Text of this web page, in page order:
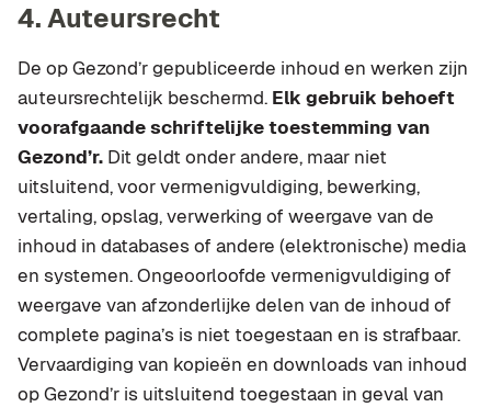
4. Auteursrecht
De op Gezond’r gepubliceerde inhoud en werken zijn
auteursrechtelijk beschermd. Elk gebruik behoeft
voorafgaande schriftelijke toestemming van
Gezond’r. Dit geldt onder andere, maar niet
uitsluitend, voor vermenigvuldiging, bewerking,
vertaling, opslag, verwerking of weergave van de
inhoud in databases of andere (elektronische) media
en systemen. Ongeoorloofde vermenigvuldiging of
weergave van afzonderlijke delen van de inhoud of
complete pagina’s is niet toegestaan en is strafbaar.
Vervaardiging van kopieën en downloads van inhoud
op Gezond’r is uitsluitend toegestaan in geval van